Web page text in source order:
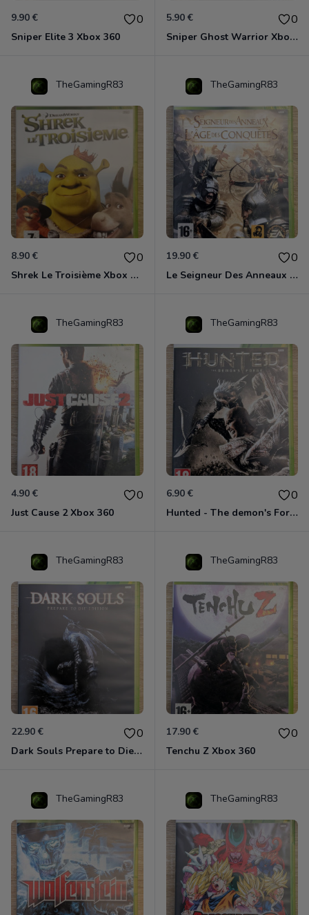
9.90 € 0
Sniper Elite 3 Xbox 360
5.90 € 0
Sniper Ghost Warrior Xbox 360
TheGamingR83
8.90 € 0
Shrek Le Troisième Xbox 360
TheGamingR83
19.90 € 0
Le Seigneur Des Anneaux - L'âge Des Conquêtes Xbox 360
TheGamingR83
4.90 € 0
Just Cause 2 Xbox 360
TheGamingR83
6.90 € 0
Hunted - The demon's Forge Xbox 360 (Complet CIB)
TheGamingR83
22.90 € 0
Dark Souls Prepare to Die Edition XBOX 360
TheGamingR83
17.90 € 0
Tenchu Z Xbox 360
TheGamingR83 TheGamingR83